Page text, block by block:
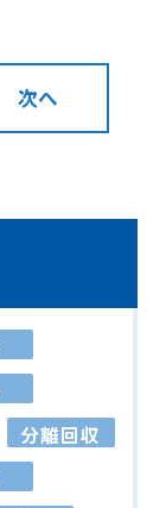
次へ
分離回収